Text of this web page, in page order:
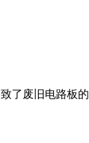
了废旧电路板